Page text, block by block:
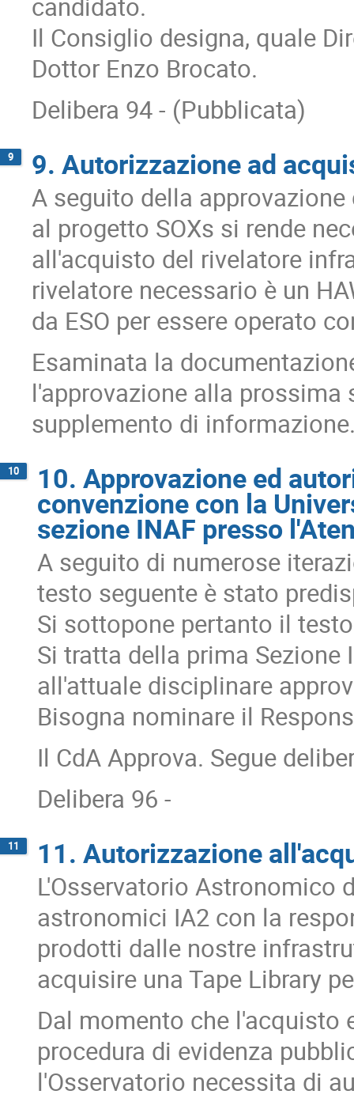
Il Consiglio designa, quale
Dottor Enzo Brocato.
Delibera 94 - (Pubblicata)
9 9. Autorizzazione ad
A seguito della
al progetto SOXs si rende
all'acquisto del rivelatore
rivelatore necessario è un
da ESO per essere operato
Esaminata la
l'approvazione alla
supplemento di
10 10. Approvazione ed
convenzione con la
sezione INAF presso
A seguito di numerose
testo seguente è stato
Si sottopone pertanto il
Si tratta della prima
all'attuale disciplinare
Bisogna nominare il
Il CdA Approva. Segue
Delibera 96 -
11 11. Autorizzazione
L'Osservatorio Astronomico
astronomici IA2 con la
prodotti dalle nostre
acquisire una Tape Library
Dal momento che l'acquisto
procedura di evidenza
l'Osservatorio necessita di